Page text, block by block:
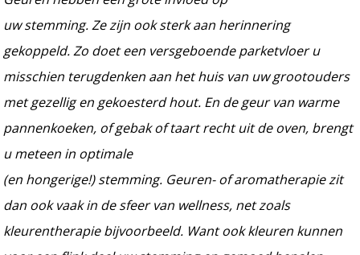
uw stemming. Ze zijn ook sterk aan herinnering
gekoppeld. Zo doet een versgeboende parketvloer u
misschien terugdenken aan het huis van uw grootouders
met gezellig en gekoesterd hout. En de geur van warme
pannenkoeken, of gebak of taart recht uit de oven, brengt
u meteen in optimale
(en hongerige!) stemming. Geuren- of aromatherapie zit
dan ook vaak in de sfeer van wellness, net zoals
kleurentherapie bijvoorbeeld. Want ook kleuren kunnen